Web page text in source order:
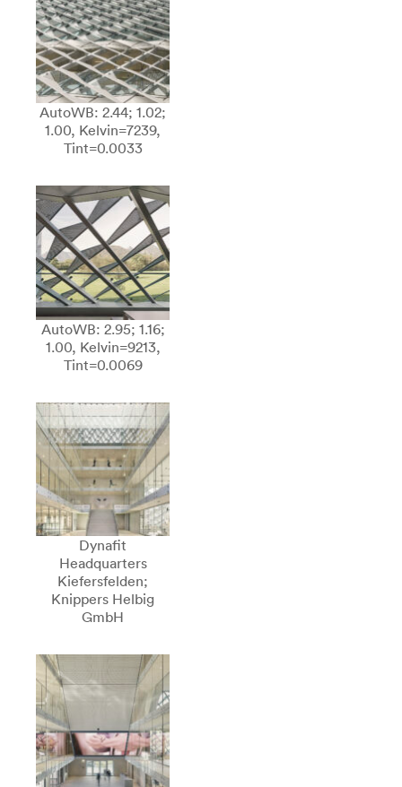
AutoWB: 2.44; 1.02;
1.00, Kelvin=7239,
Tint=0.0033
AutoWB: 2.95; 1.16;
1.00, Kelvin=9213,
Tint=0.0069
Dynafit
Headquarters
Kiefersfelden;
Knippers Helbig
GmbH